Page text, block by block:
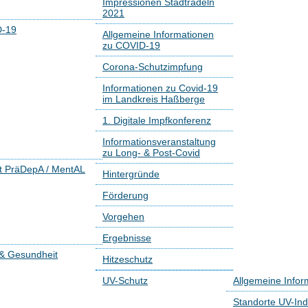
Impressionen Stadtradeln
2021
19
Allgemeine Informationen
zu COVID-19
Corona-Schutzimpfung
Informationen zu Covid-19
im Landkreis Haßberge
1. Digitale Impfkonferenz
Informationsveranstaltung
zu Long- & Post-Covid
PräDepA / MentAL
Hintergründe
Förderung
Vorgehen
Ergebnisse
Gesundheit
Hitzeschutz
UV-Schutz
Allgemeine
Standorte UV-